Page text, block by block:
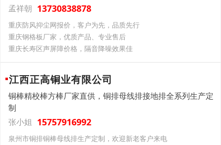
孟祥朝 13730838878
重庆防风抑尘网报价，客户为先，品质先行
重庆钢格板厂家，优质产品、专业售后
重庆长寿区声屏障价格，隔音降噪效果佳
江西正高铜业有限公司
铜棒精校棒方棒厂家直供，铜排母线排接地排全系列生产定
制
张小姐 15757916992
泉州市铜排铜棒母线排生产定制，欢迎新老客户来电